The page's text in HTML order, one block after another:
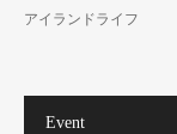
アイランドライフ
Event